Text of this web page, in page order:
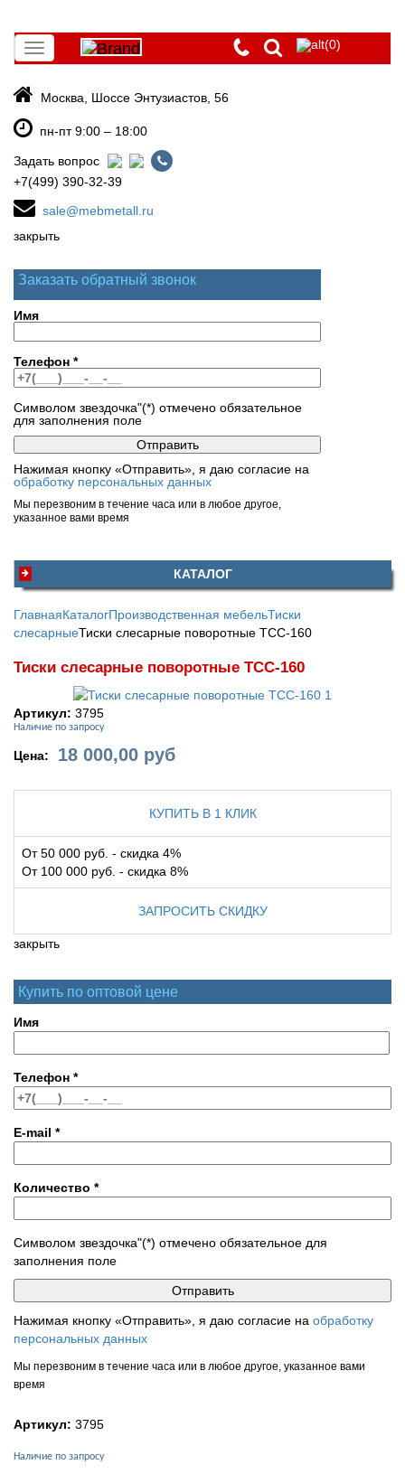
Toggle
navigation
(0)
Москва, Шоссе Энтузиастов, 56
пн-пт 9:00 – 18:00
Задать вопрос
+7(499) 390-32-39
sale@mebmetall.ru
закрыть
Заказать обратный звонок
Имя
Телефон *
Символом звездочка"(*) отмечено обязательное
для заполнения поле
Нажимая кнопку «Отправить», я даю согласие на
обработку персональных данных
Мы перезвоним в течение часа или в любое другое,
указанное вами время
КАТАЛОГ
ГлавнаяКаталогПроизводственная мебельТиски
слесарныеТиски слесарные поворотные ТСС-160
Тиски слесарные поворотные ТСС-160
Артикул: 3795
Наличие по запросу
Цена: 18 000,00 руб
КУПИТЬ В 1 КЛИК
От 50 000 руб. - скидка 4%
От 100 000 руб. - скидка 8%
ЗАПРОСИТЬ СКИДКУ
закрыть
Купить по оптовой цене
Имя
Телефон *
E-mail *
Количество *
Символом звездочка"(*) отмечено обязательное для
заполнения поле
Нажимая кнопку «Отправить», я даю согласие на обработку
персональных данных
Мы перезвоним в течение часа или в любое другое, указанное вами
время
Артикул: 3795
Наличие по запросу